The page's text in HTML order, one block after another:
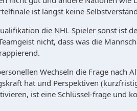
ist längst keine
die NHL Spieler sonst ist
nicht, dass was die
Wechseln die Frage nach
hat und Perspektiven
ist eine Schlüssel-frage und